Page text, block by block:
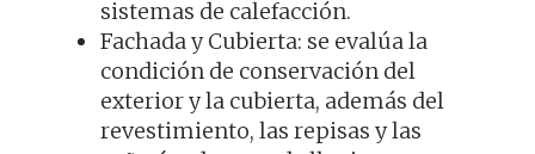
sistemas de calefacción.
Fachada y Cubierta: se evalúa la
condición de conservación del
exterior y la cubierta, además del
revestimiento, las repisas y las